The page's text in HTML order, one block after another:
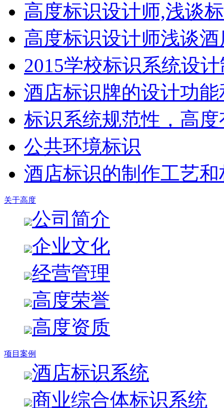
高度标识设计师,浅谈
高度标识设计师浅谈
2015学校标识系统设
酒店标识牌的设计功
标识系统规范性，高
公共环境标识
酒店标识的制作工艺和
关于高度
公司简介
企业文化
经营管理
高度荣誉
高度资质
项目案例
酒店标识系统
商业综合体标识系统